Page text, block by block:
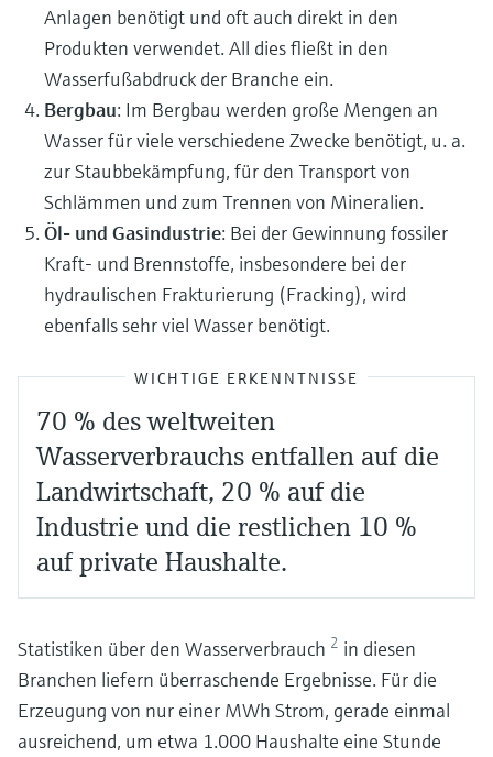
Anlagen benötigt und oft auch direkt in den
Produkten verwendet. All dies fließt in den
Wasserfußabdruck der Branche ein.
Bergbau: Im Bergbau werden große Mengen an
Wasser für viele verschiedene Zwecke benötigt, u. a.
zur Staubbekämpfung, für den Transport von
Schlämmen und zum Trennen von Mineralien.
Öl- und Gasindustrie: Bei der Gewinnung fossiler
Kraft- und Brennstoffe, insbesondere bei der
hydraulischen Frakturierung (Fracking), wird
ebenfalls sehr viel Wasser benötigt.
WICHTIGE ERKENNTNISSE
70 % des weltweiten
Wasserverbrauchs entfallen auf die
Landwirtschaft, 20 % auf die
Industrie und die restlichen 10 %
auf private Haushalte.
Statistiken über den Wasserverbrauch 2 in diesen
Branchen liefern überraschende Ergebnisse. Für die
Erzeugung von nur einer MWh Strom, gerade einmal
ausreichend, um etwa 1.000 Haushalte eine Stunde